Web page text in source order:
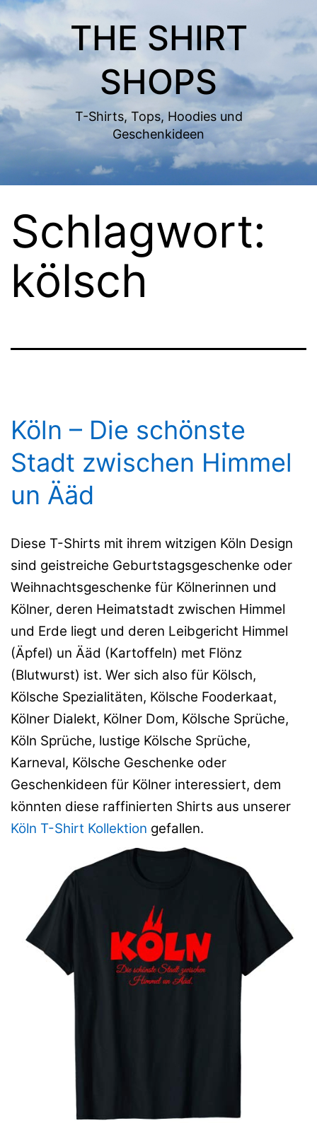
Zum
Inhalt
springen
THE SHIRT
SHOPS
T-Shirts, Tops, Hoodies und
Geschenkideen
Schlagwort:
kölsch
Köln – Die schönste
Stadt zwischen Himmel
un Ääd
Diese T-Shirts mit ihrem witzigen Köln Design
sind geistreiche Geburtstagsgeschenke oder
Weihnachtsgeschenke für Kölnerinnen und
Kölner, deren Heimatstadt zwischen Himmel
und Erde liegt und deren Leibgericht Himmel
(Äpfel) un Ääd (Kartoffeln) met Flönz
(Blutwurst) ist. Wer sich also für Kölsch,
Kölsche Spezialitäten, Kölsche Fooderkaat,
Kölner Dialekt, Kölner Dom, Kölsche Sprüche,
Köln Sprüche, lustige Kölsche Sprüche,
Karneval, Kölsche Geschenke oder
Geschenkideen für Kölner interessiert, dem
könnten diese raffinierten Shirts aus unserer
Köln T-Shirt Kollektion gefallen.